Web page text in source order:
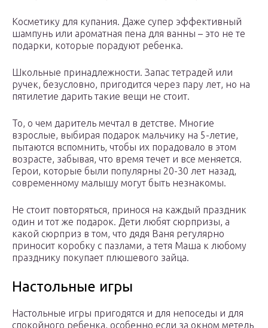
Косметику для купания. Даже супер эффективный
шампунь или ароматная пена для ванны – это не те
подарки, которые порадуют ребенка.
Школьные принадлежности. Запас тетрадей или
ручек, безусловно, пригодится через пару лет, но на
пятилетие дарить такие вещи не стоит.
То, о чем даритель мечтал в детстве. Многие
взрослые, выбирая подарок мальчику на 5-летие,
пытаются вспомнить, чтобы их порадовало в этом
возрасте, забывая, что время течет и все меняется.
Герои, которые были популярны 20-30 лет назад,
современному малышу могут быть незнакомы.
Не стоит повторяться, принося на каждый праздник
один и тот же подарок. Дети любят сюрпризы, а
какой сюрприз в том, что дядя Ваня регулярно
приносит коробку с пазлами, а тетя Маша к любому
празднику покупает плюшевого зайца.
Настольные игры
Настольные игры пригодятся и для непоседы и для
спокойного ребенка, особенно если за окном метель